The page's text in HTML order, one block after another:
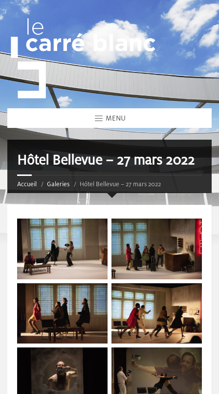
MENU
Hôtel Bellevue – 27 mars 2022
Accueil Galeries Hôtel Bellevue – 27 mars 2022